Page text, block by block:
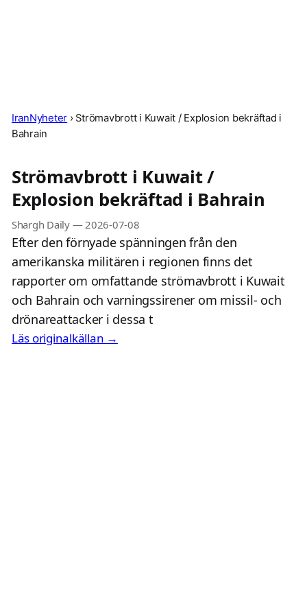
IranNyheter › Strömavbrott i Kuwait / Explosion bekräftad i
Bahrain
Strömavbrott i Kuwait /
Explosion bekräftad i Bahrain
Shargh Daily— 2026-07-08
Efter den förnyade spänningen från den
amerikanska militären i regionen finns det
rapporter om omfattande strömavbrott i Kuwait
och Bahrain och varningssirener om missil- och
drönareattacker i dessa t
Läs originalkällan →